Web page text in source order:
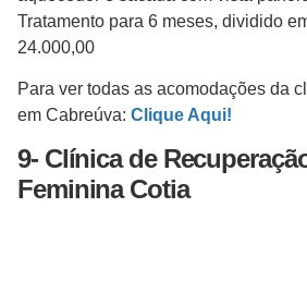
Tratamento para 6 meses, dividido
24.000,00
Para ver todas as acomodações da
em Cabreúva: Clique Aqui!
9- Clínica de
FemininaCotia